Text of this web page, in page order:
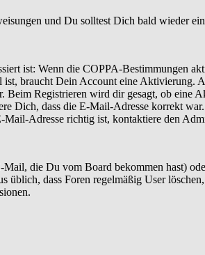
und Du solltest Dich bald wieder
ist: Wenn die COPPA-Bestimmungen
ist, braucht Dein Account eine Aktivierung.
Beim Registrieren wird dir gesagt, ob eine
Dich, dass die E-Mail-Adresse korrekt
Adresse richtig ist, kontaktiere den
Mail, die Du vom Board bekommen hast)
üblich, dass Foren regelmäßig User